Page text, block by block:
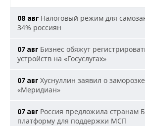
08 авг Налоговый режим для
34% россиян
07 авг Бизнес обяжут
устройств на «Госуслугах»
07 авг Хуснуллин заявил о
«Меридиан»
07 авг Россия предложила странам
платформу для поддержки МСП